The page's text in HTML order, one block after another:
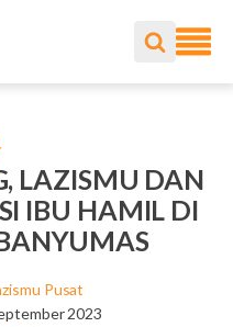
LAZISMU DAN
IBU HAMIL DI
Pusat
2023